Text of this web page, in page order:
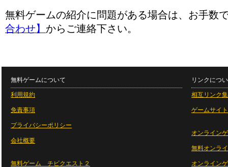
無料ゲームの紹介に問題がある場合は、お手数
合わせ】 からご連絡下さい。
無料ゲームについて
利用規約
免責事項
プライバシーポリシー
会社概要
無料ゲーム チビクエスト２
リンクにつ
相互リンク集
ゲームサイ
オンライン
無料オンラ
オンライン